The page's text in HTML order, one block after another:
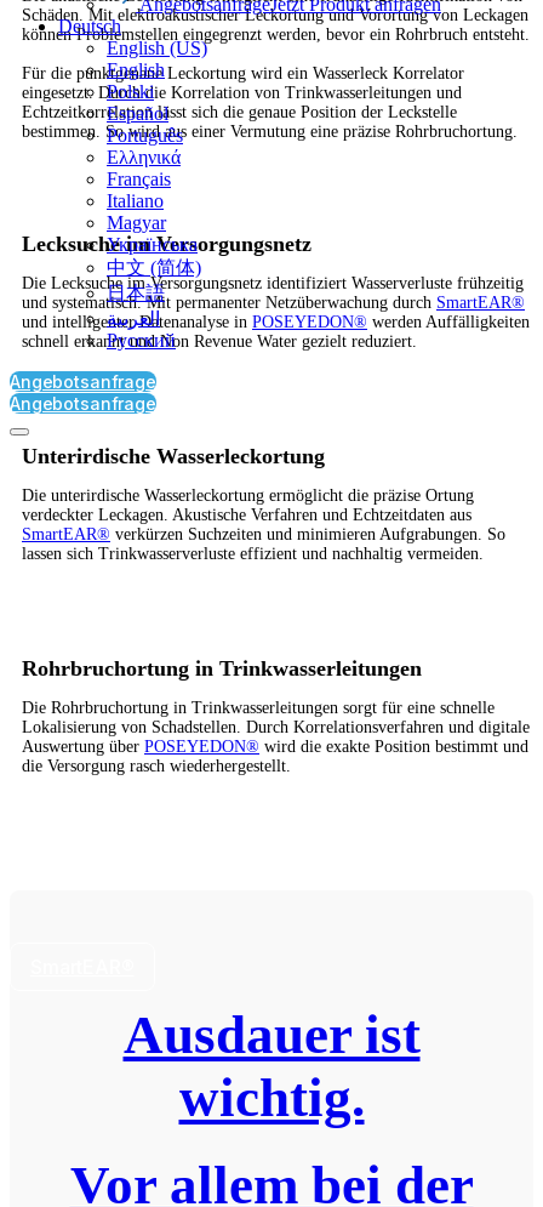
AngebotsanfrageJetzt Produkt anfragen
Deutsch
English (US)
English
Polski
Español
Português
Ελληνικά
Français
Italiano
Magyar
Українська
中文 (简体)
日本語
العربية‏
Русский
Angebotsanfrage
Angebotsanfrage
Schäden. Mit elektroakustischer Leckortung und Vorortung von Leckagen
können Problemstellen eingegrenzt werden, bevor ein Rohrbruch entsteht.
Für die punktgenaue Leckortung wird ein Wasserleck Korrelator
eingesetzt. Durch die Korrelation von Trinkwasserleitungen und
Echtzeitkorrelation lässt sich die genaue Position der Leckstelle
bestimmen. So wird aus einer Vermutung eine präzise Rohrbruchortung.
Lecksuche im Versorgungsnetz
Die Lecksuche im Versorgungsnetz identifiziert Wasserverluste frühzeitig
und systematisch. Mit permanenter Netzüberwachung durch SmartEAR®
und intelligenter Datenanalyse in POSEYEDON® werden Auffälligkeiten
schnell erkannt und Non Revenue Water gezielt reduziert.
Unterirdische Wasserleckortung
Die unterirdische Wasserleckortung ermöglicht die präzise Ortung
verdeckter Leckagen. Akustische Verfahren und Echtzeitdaten aus
SmartEAR® verkürzen Suchzeiten und minimieren Aufgrabungen. So
lassen sich Trinkwasserverluste effizient und nachhaltig vermeiden.
Rohrbruchortung in Trinkwasserleitungen
Die Rohrbruchortung in Trinkwasserleitungen sorgt für eine schnelle
Lokalisierung von Schadstellen. Durch Korrelationsverfahren und digitale
Auswertung über POSEYEDON® wird die exakte Position bestimmt und
die Versorgung rasch wiederhergestellt.
Ausdauer ist
wichtig.
Vor allem bei der